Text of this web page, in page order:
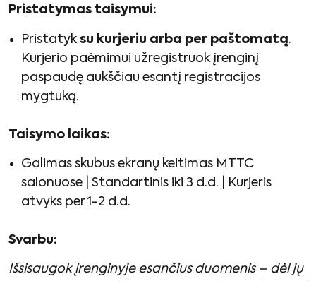
Pristatymas taisymui:
Pristatyk su kurjeriu arba per paštomatą.
Kurjerio paėmimui užregistruok įrenginį
paspaudę aukščiau esantį registracijos
mygtuką.
Taisymo laikas:
Galimas skubus ekranų keitimas MTTC
salonuose | Standartinis iki 3 d.d. | Kurjeris
atvyks per 1-2 d.d.
Svarbu:
Išsisaugok įrenginyje esančius duomenis – dėl jų